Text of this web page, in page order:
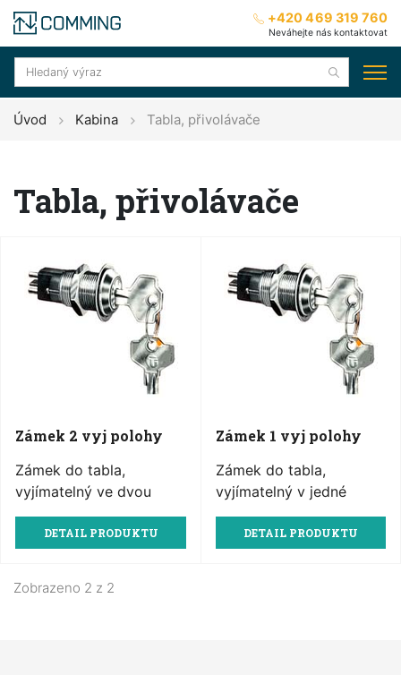
+420 469 319 760
Neváhejte nás kontaktovat
Úvod Kabina Tabla, přivolávače
Tabla, přivolávače
Zámek 2 vyj polohy
Zámek do tabla,
vyjímatelný ve dvou
polohách (ON…
DETAIL PRODUKTU
Zámek 1 vyj polohy
Zámek do tabla,
vyjímatelný v jedné
poloze (OFF)
DETAIL PRODUKTU
Zobrazeno 2 z 2